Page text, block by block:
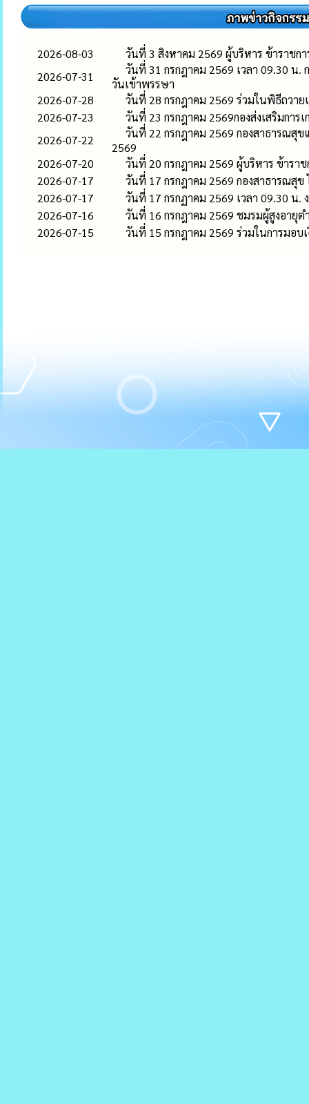
2026-08-03
วันที่ 3 สิงหาคม 2569 ผู้บริหาร ข้าราช
2026-07-31
วันที่ 31 กรกฎาคม 2569 เวลา 09.30 น
วันเข้าพรรษา
2026-07-28
วันที่ 28 กรกฎาคม 2569 ร่วมในพิธีถวา
2026-07-23
วันที่ 23 กรกฎาคม 2569กองส่งเสริมกา
2026-07-22
วันที่ 22 กรกฎาคม 2569 กองสาธารณสุข
2569
2026-07-20
วันที่ 20 กรกฎาคม 2569 ผู้บริหาร ข้ารา
2026-07-17
วันที่ 17 กรกฎาคม 2569 กองสาธารณสุข
2026-07-17
วันที่ 17 กรกฏาคม 2569 เวลา 09.30 น
2026-07-16
วันที่ 16 กรกฎาคม 2569 ชมรมผู้สูงอายุต
2026-07-15
วันที่ 15 กรกฎาคม 2569 ร่วมในการมอบ